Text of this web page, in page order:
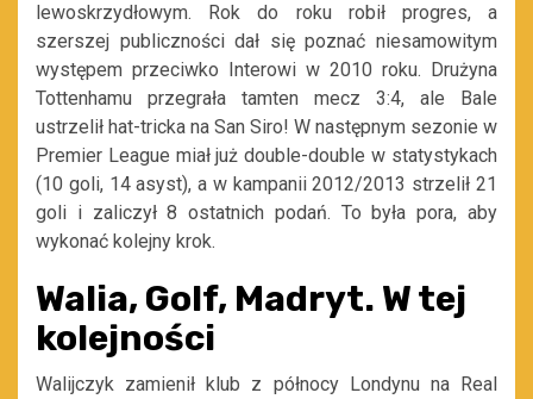
lewoskrzydłowym. Rok do roku robił progres, a
szerszej publiczności dał się poznać niesamowitym
występem przeciwko Interowi w 2010 roku. Drużyna
Tottenhamu przegrała tamten mecz 3:4, ale Bale
ustrzelił hat-tricka na San Siro! W następnym sezonie w
Premier League miał już double-double w statystykach
(10 goli, 14 asyst), a w kampanii 2012/2013 strzelił 21
goli i zaliczył 8 ostatnich podań. To była pora, aby
wykonać kolejny krok.
Walia, Golf, Madryt. W tej
kolejności
Walijczyk zamienił klub z północy Londynu na Real